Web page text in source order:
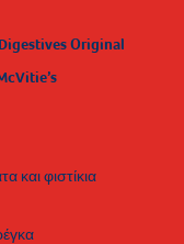
Original
και φιστίκια